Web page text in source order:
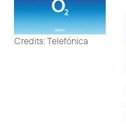
Credits: Telefónica